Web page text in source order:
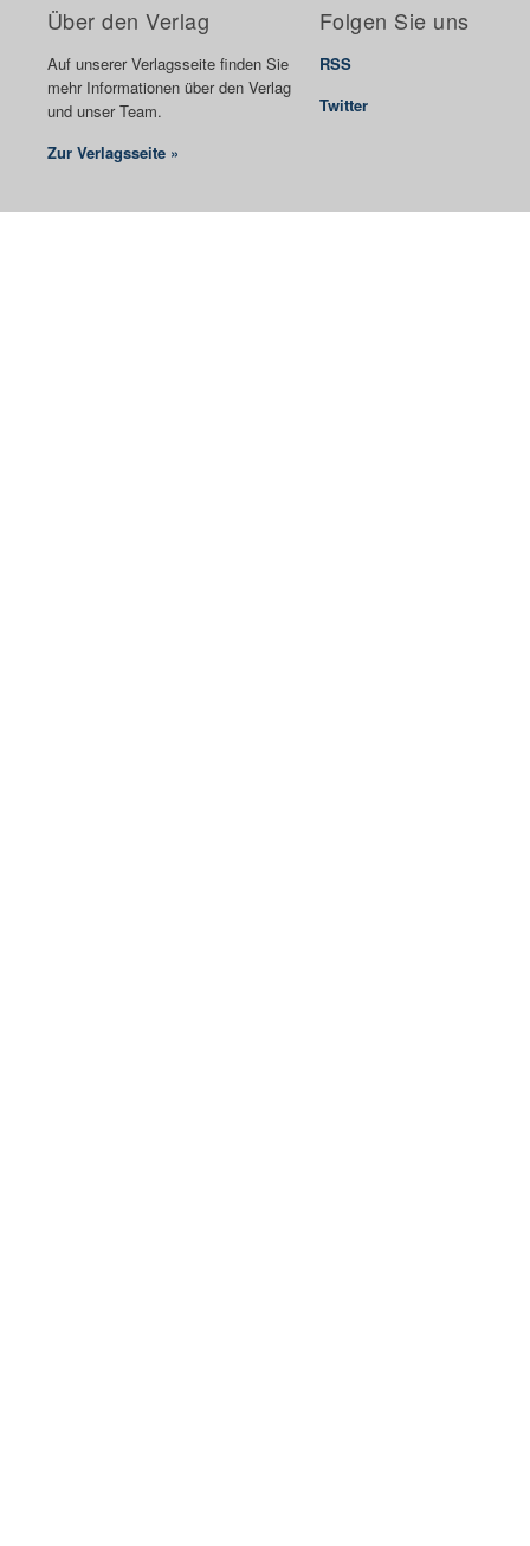
Über den Verlag
Auf unserer Verlagsseite finden Sie
mehr Informationen über den Verlag
und unser Team.
Zur Verlagsseite »
Folgen Sie uns
RSS
Twitter